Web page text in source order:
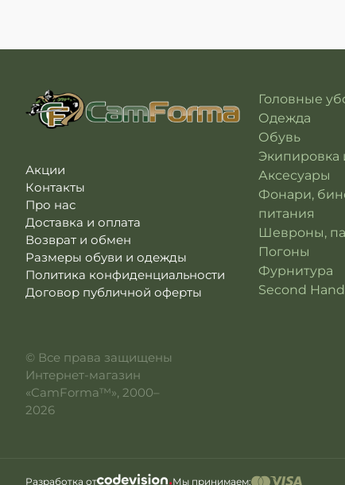
Акции
Контакты
Про нас
Доставка и оплата
Возврат и обмен
Размеры обуви и одежды
Политика конфиденциальности
Договор публичной оферты
© Все права защищены
Интернет-магазин
«CamForma™», 2000–
2026
Головные
Одежда
Обувь
Экипировка
Аксесуары
Фонари,
питания
Шевроны,
Погоны
Фурнитура
Second
Разработка от Мы принимаем: